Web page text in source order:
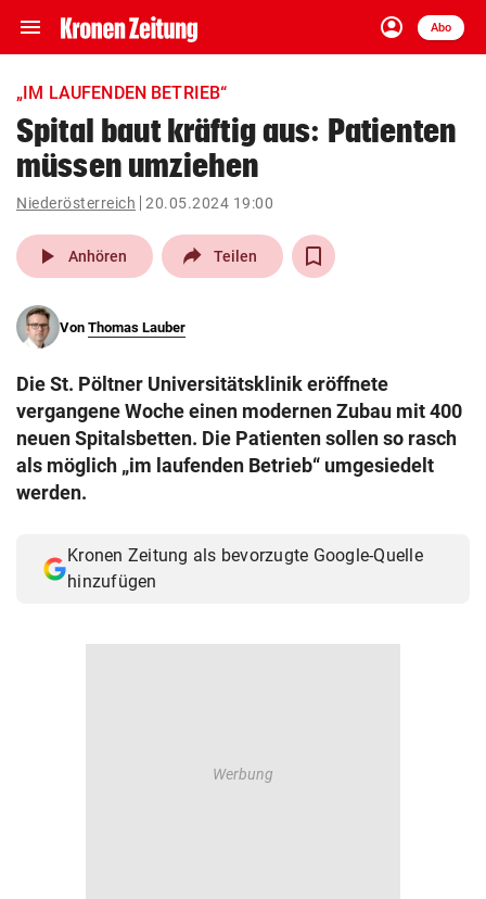
menu Navigation
ein-/ausklappen
account_circle
Anmelden
Abo
close Schließen
account_circle Anmelden
pin_drop
Wien arrow_right
search
eingeben
„IM LAUFENDEN BETRIEB“
Spital baut kräftig aus: Patienten
müssen umziehen
Niederösterreich 20.05.2024 19:00
play_arrow Anhören Teilen
Von Thomas Lauber
Die St. Pöltner Universitätsklinik eröffnete
vergangene Woche einen modernen Zubau mit 400
neuen Spitalsbetten. Die Patienten sollen so rasch
als möglich „im laufenden Betrieb“ umgesiedelt
werden.
Kronen Zeitung als bevorzugte Google-Quelle
hinzufügen